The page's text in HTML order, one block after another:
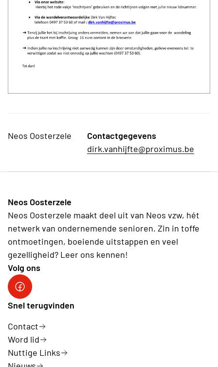
Neos Oosterzele
Contactgegevens
dirk.vanhijfte@proximus.be
Neos Oosterzele
Neos Oosterzele maakt deel uit van Neos vzw, hét
netwerk van ondernemende senioren. Zin in toffe
ontmoetingen, boeiende uitstappen en veel
gezelligheid? Leer ons kennen!
Volg ons
Neos DiNA
Snel terugvinden
Contact
Word lid
Nuttige Links